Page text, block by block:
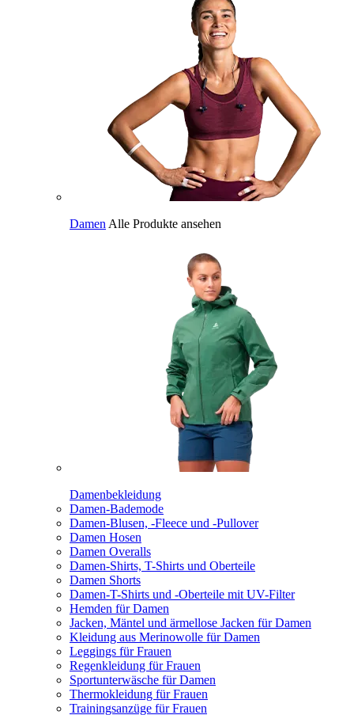
Damen Alle Produkte ansehen
Damenbekleidung
Damen-Bademode
Damen-Blusen, -Fleece und -Pullover
Damen Hosen
Damen Overalls
Damen-Shirts, T-Shirts und Oberteile
Damen Shorts
Damen-T-Shirts und -Oberteile mit UV-Filter
Hemden für Damen
Jacken, Mäntel und ärmellose Jacken für Damen
Kleidung aus Merinowolle für Damen
Leggings für Frauen
Regenkleidung für Frauen
Sportunterwäsche für Damen
Thermokleidung für Frauen
Trainingsanzüge für Frauen